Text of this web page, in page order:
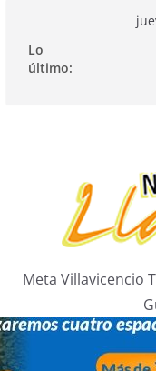
contenido
Lo
último:
Meta Villavicencio